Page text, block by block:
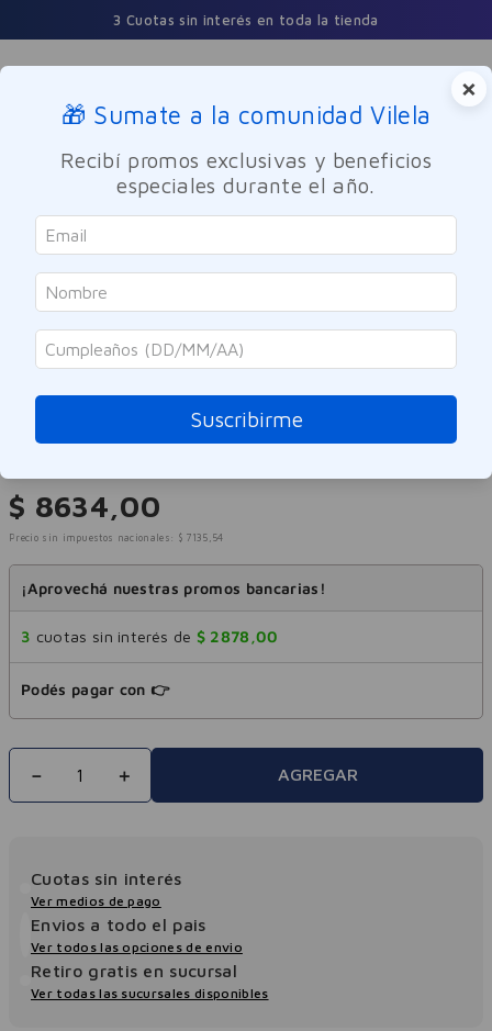
3 Cuotas sin interés en toda la tienda
Buscar
Cuidado Oral Ortodoncia
Gum
Cepillo Interdental Proxabrush 1.6
$ 8634,00
Precio sin impuestos nacionales: $ 7135 , 54
¡Aprovechá nuestras promos bancarias!
3 cuotas sin interés de $ 2878 ,00
Podés pagar con 👉
＋
－ AGREGAR
Cuotas sin interés
Ver medios de pago
Envios a todo el pais
Ver todos las opciones de envio
Retiro gratis en sucursal
Ver todas las sucursales disponibles
×
🎁 Sumate a la comunidad Vilela
Recibí promos exclusivas y beneficios
especiales durante el año.
Suscribirme